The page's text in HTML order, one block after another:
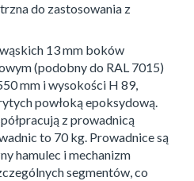
do zastosowania z
13 mm boków
(podobny do RAL 7015)
mm i wysokości H 89,
powłoką epoksydową.
z prowadnicą
to 70 kg. Prowadnice są
hamulec i mechanizm
segmentów, co